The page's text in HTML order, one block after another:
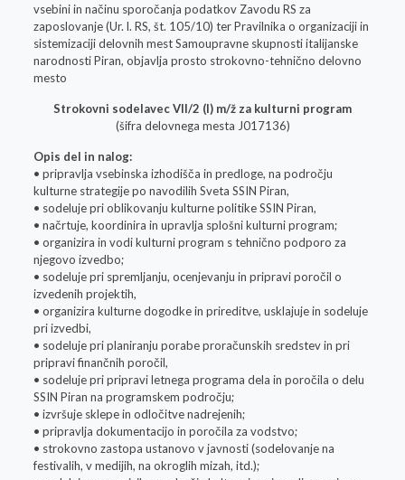
vsebini in načinu sporočanja podatkov Zavodu RS za
zaposlovanje (Ur. l. RS, št. 105/10) ter Pravilnika o organizaciji in
sistemizaciji delovnih mest Samoupravne skupnosti italijanske
narodnosti Piran, objavlja prosto strokovno-tehnično delovno
mesto
Strokovni sodelavec VII/2 (I) m/ž za kulturni program
(šifra delovnega mesta J017136)
Opis del in nalog:
• pripravlja vsebinska izhodišča in predloge, na področju
kulturne strategije po navodilih Sveta SSIN Piran,
• sodeluje pri oblikovanju kulturne politike SSIN Piran,
• načrtuje, koordinira in upravlja splošni kulturni program;
• organizira in vodi kulturni program s tehnično podporo za
njegovo izvedbo;
• sodeluje pri spremljanju, ocenjevanju in pripravi poročil o
izvedenih projektih,
• organizira kulturne dogodke in prireditve, usklajuje in sodeluje
pri izvedbi,
• sodeluje pri planiranju porabe proračunskih sredstev in pri
pripravi finančnih poročil,
• sodeluje pri pripravi letnega programa dela in poročila o delu
SSIN Piran na programskem področju;
• izvršuje sklepe in odločitve nadrejenih;
• pripravlja dokumentacijo in poročila za vodstvo;
• strokovno zastopa ustanovo v javnosti (sodelovanje na
festivalih, v medijih, na okroglih mizah, itd.);